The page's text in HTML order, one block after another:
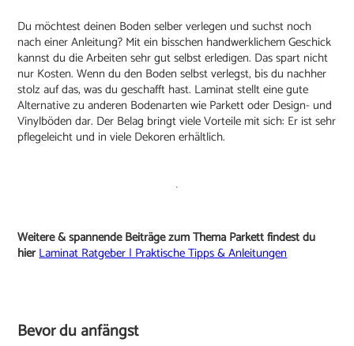
Du möchtest deinen Boden selber verlegen und suchst noch
nach einer Anleitung? Mit ein bisschen handwerklichem Geschick
kannst du die Arbeiten sehr gut selbst erledigen. Das spart nicht
nur Kosten. Wenn du den Boden selbst verlegst, bis du nachher
stolz auf das, was du geschafft hast. Laminat stellt eine gute
Alternative zu anderen Bodenarten wie Parkett oder Design- und
Vinylböden dar. Der Belag bringt viele Vorteile mit sich: Er ist sehr
pflegeleicht und in viele Dekoren erhältlich.
Weitere & spannende Beiträge zum Thema Parkett findest du
hierLaminat Ratgeber | Praktische Tipps & Anleitungen
Bevor du anfängst